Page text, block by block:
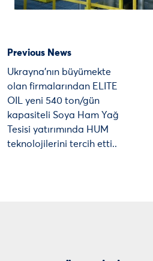
Previous News
Ukrayna’nın büyümekte
olan firmalarından ELITE
OIL yeni 540 ton/gün
kapasiteli Soya Ham Yağ
Tesisi yatırımında HUM
teknolojilerini tercih etti..